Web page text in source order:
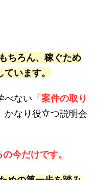
ちろん、稼ぐため
います。
べない 「案件の取り
かなり役立つ説明会
今だけです。